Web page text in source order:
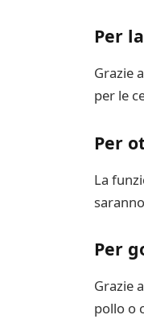
Per
Grazie
per le
Per
La
Per
Grazie
pollo o